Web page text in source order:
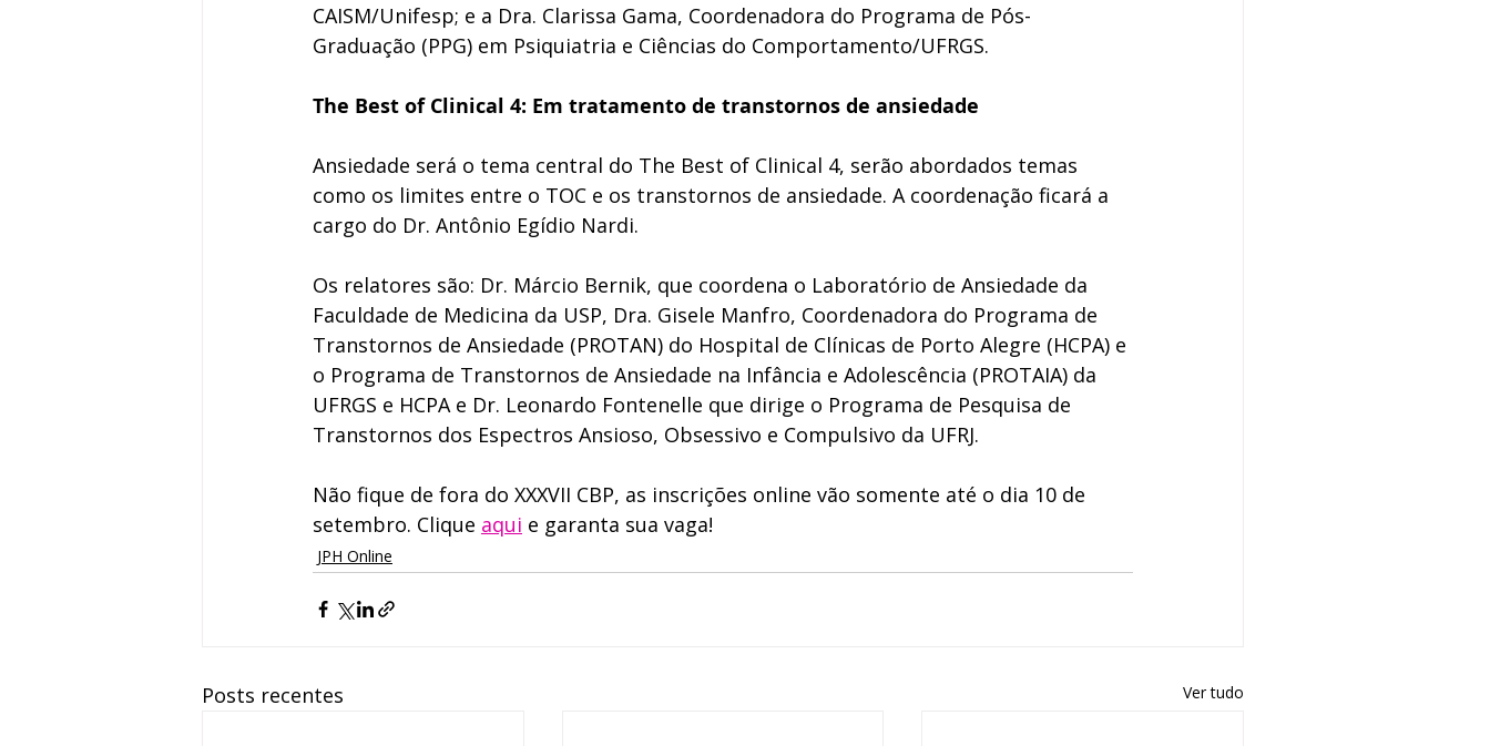
CAISM/Unifesp; e a Dra. Clarissa Gama, Coordenadora do Programa de Pós-
Graduação (PPG) em Psiquiatria e Ciências do Comportamento/UFRGS.
The Best of Clinical 4: Em tratamento de transtornos de ansiedade
Ansiedade será o tema central do The Best of Clinical 4, serão abordados temas
como os limites entre o TOC e os transtornos de ansiedade. A coordenação ficará a
cargo do Dr. Antônio Egídio Nardi.
Os relatores são: Dr. Márcio Bernik, que coordena o Laboratório de Ansiedade da
Faculdade de Medicina da USP, Dra. Gisele Manfro, Coordenadora do Programa de
Transtornos de Ansiedade (PROTAN) do Hospital de Clínicas de Porto Alegre (HCPA) e
o Programa de Transtornos de Ansiedade na Infância e Adolescência (PROTAIA) da
UFRGS e HCPA e Dr. Leonardo Fontenelle que dirige o Programa de Pesquisa de
Transtornos dos Espectros Ansioso, Obsessivo e Compulsivo da UFRJ.
Não fique de fora do XXXVII CBP, as inscrições online vão somente até o dia 10 de
setembro. Clique aqui e garanta sua vaga!
JPH Online
Posts recentes Ver tudo